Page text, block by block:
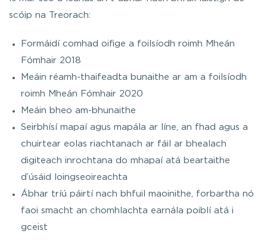
scóip na Treorach:
Formáidí comhad oifige a foilsíodh roimh Mheán
Fómhair 2018
Meáin réamh-thaifeadta bunaithe ar am a foilsíodh
roimh Mheán Fómhair 2020
Meáin bheo am-bhunaithe
Seirbhísí mapaí agus mapála ar líne, an fhad agus a
chuirtear eolas riachtanach ar fáil ar bhealach
digiteach inrochtana do mhapaí atá beartaithe
d’úsáid loingseoireachta
Ábhar tríú páirtí nach bhfuil maoinithe, forbartha nó
faoi smacht an chomhlachta earnála poiblí atá i
gceist